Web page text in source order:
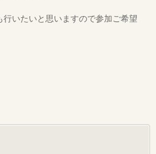
いたいと思いますので参加ご希望